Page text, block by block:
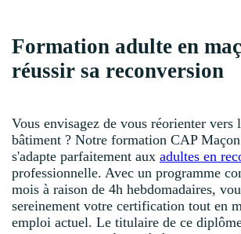
Formation adulte en
réussir sa reconversion
Vous envisagez de vous réorienter vers
bâtiment ? Notre formation CAP
s'adapte parfaitement aux adultes en
professionnelle. Avec un programme
mois à raison de 4h hebdomadaires,
sereinement votre certification tout en
emploi actuel. Le titulaire de ce